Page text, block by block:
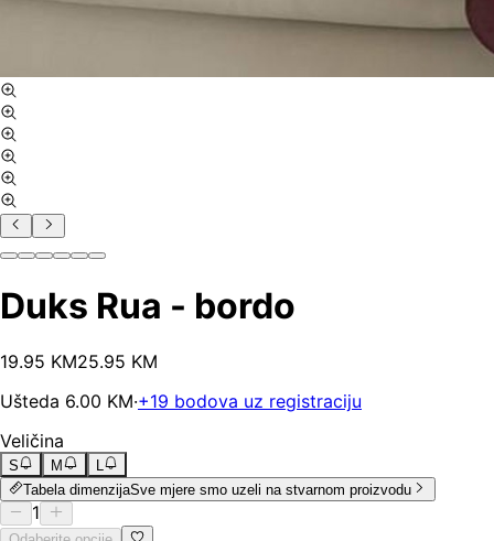
Duks Rua - bordo
19.95 KM25.95 KM
Ušteda 6.00 KM·+19 bodova uz registraciju
Veličina
S M
L
Tabela dimenzijaSve mjere smo uzeli na stvarnom proizvodu
1